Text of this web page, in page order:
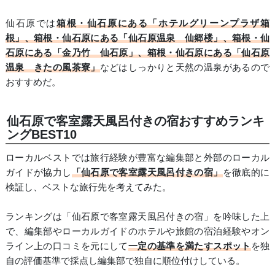
仙石原では箱根・仙石原にある「ホテルグリーンプラザ箱
根」、箱根・仙石原にある「仙石原温泉 仙郷楼」、箱根・仙
石原にある「金乃竹 仙石原」、箱根・仙石原にある「仙石原
温泉 きたの風茶寮」などはしっかりと天然の温泉があるので
おすすめだ。
仙石原で客室露天風呂付きの宿おすすめランキ
ングBEST10
ローカルベストでは旅行経験が豊富な編集部と外部のローカル
ガイドが協力し「仙石原で客室露天風呂付きの宿」を徹底的に
検証し、ベストな旅行先を考えてみた。
ランキングは「仙石原で客室露天風呂付きの宿」を吟味した上
で、編集部やローカルガイドのホテルや旅館の宿泊経験やオン
ライン上の口コミを元にして一定の基準を満たすスポットを独
自の評価基準で採点し編集部で独自に順位付けしている。